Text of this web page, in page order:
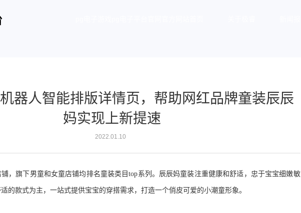
器人智能排版详情页，帮助网红品牌童装辰辰
妈实现上新提速
2022.01.10
，旗下男童和女童店铺均排名童装类目top系列。辰辰妈童装注重健康和舒适，忠于宝宝细嫩敏
的款式为主，一站式提供宝宝的穿搭需求，打造一个俏皮可爱的小潮童形象。